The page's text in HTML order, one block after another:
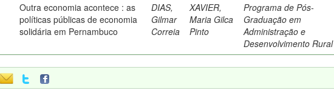
Outra economia acontece : as
políticas públicas de economia
solidária em Pernambuco
DIAS,
Gilmar
Correia
XAVIER,
Maria Gilca
Pinto
Programa de Pós-
Graduação em
Administração e
Desenvolvimento Rural